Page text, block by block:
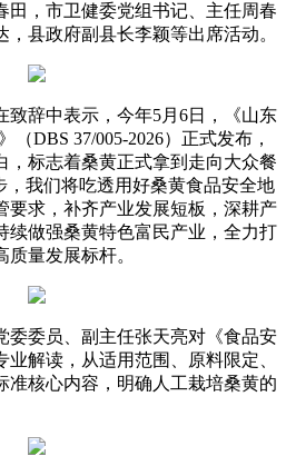
田，市卫健委党组书记、主任周春
县政府副县长李颖等出席活动。
辞中表示，今年5月6日，《山东
（DBS 37/005-2026）正式发布，
，标志着桑黄正式拿到走向大众餐
，我们将吃透用好桑黄食品安全地
要求，补齐产业发展短板，深耕产
续做强桑黄特色富民产业，全力打
量发展标杆。
委员、副主任张天亮对《食品安
解读，从适用范围、原料限定、
准核心内容，明确人工栽培桑黄的